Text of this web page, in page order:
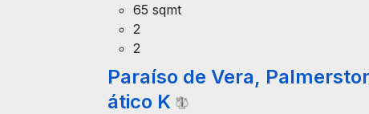
65 sqmt
2
2
Paraíso de Vera,
ático K